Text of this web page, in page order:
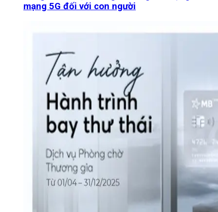
mạng 5G đối với con người